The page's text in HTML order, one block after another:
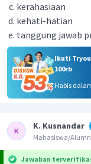
kerahasiaan
kehati-hatian
tanggung jawab
Ikuti
100rb
Habis
K. Kusnandar
Mahasiswa/
Jawaban